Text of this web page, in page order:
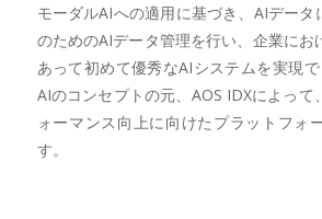
モーダルAIへの適用に基づき、AIデータ
のためのAIデータ管理を行い、企業にお
あって初めて優秀なAIシステムを実現
AIのコンセプトの元、AOS IDXによって
ォーマンス向上に向けたプラットフォ
す。